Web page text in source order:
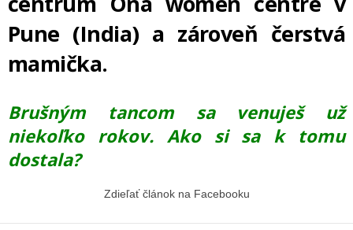
Pune (India) a zároveň čerstvá
mamička.
Brušným tancom sa venuješ už
niekoľko rokov. Ako si sa k tomu
dostala?
Zdieľať článok na Facebooku